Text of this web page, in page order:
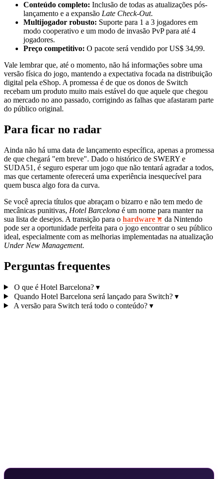
Conteúdo completo: Inclusão de todas as atualizações pós-
lançamento e a expansão Late Check-Out.
Multijogador robusto: Suporte para 1 a 3 jogadores em
modo cooperativo e um modo de invasão PvP para até 4
jogadores.
Preço competitivo: O pacote será vendido por US$ 34,99.
Vale lembrar que, até o momento, não há informações sobre uma
versão física do jogo, mantendo a expectativa focada na distribuição
digital pela eShop. A promessa é de que os donos de Switch
recebam um produto muito mais estável do que aquele que chegou
ao mercado no ano passado, corrigindo as falhas que afastaram parte
do público original.
Para ficar no radar
Ainda não há uma data de lançamento específica, apenas a promessa
de que chegará "em breve". Dado o histórico de SWERY e
SUDA51, é seguro esperar um jogo que não tentará agradar a todos,
mas que certamente oferecerá uma experiência inesquecível para
quem busca algo fora da curva.
Se você aprecia títulos que abraçam o bizarro e não tem medo de
mecânicas punitivas, Hotel Barcelona é um nome para manter na
sua lista de desejos. A transição para o hardware
da Nintendo
pode ser a oportunidade perfeita para o jogo encontrar o seu público
ideal, especialmente com as melhorias implementadas na atualização
Under New Management.
Perguntas frequentes
O que é Hotel Barcelona? ▾
Quando Hotel Barcelona será lançado para Switch? ▾
A versão para Switch terá todo o conteúdo? ▾